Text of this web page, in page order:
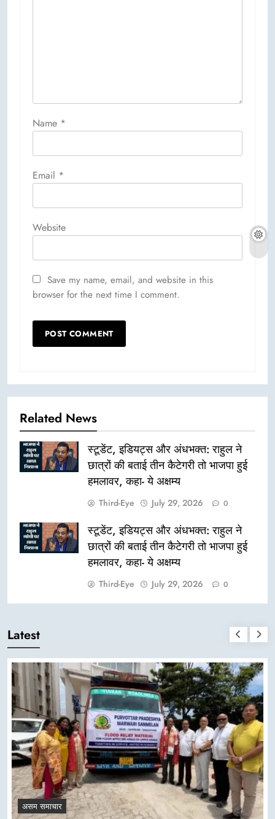
Name *
Email *
Website
Save my name, email, and website in this
browser for the next time I comment.
Related News
स्टूडेंट, इडियट्स और अंधभक्त: राहुल ने
छात्रों की बताई तीन कैटेगरी तो भाजपा हुई
हमलावर, कहा- ये अक्षम्य
Third-Eye July 29, 2026 0
स्टूडेंट, इडियट्स और अंधभक्त: राहुल ने
छात्रों की बताई तीन कैटेगरी तो भाजपा हुई
हमलावर, कहा- ये अक्षम्य
Third-Eye July 29, 2026 0
Latest
असम समाचार